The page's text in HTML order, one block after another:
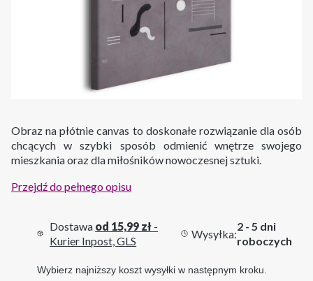
Obraz na płótnie canvas to doskonałe rozwiązanie dla osób
chcących w szybki sposób odmienić wnętrze swojego
mieszkania oraz dla miłośników nowoczesnej sztuki.
Przejdź do pełnego opisu
Dostawa od 15,99 zł -
Kurier Inpost, GLS
Wysyłka:
2 - 5 dni
roboczych
Wybierz najniższy koszt wysyłki w następnym kroku.